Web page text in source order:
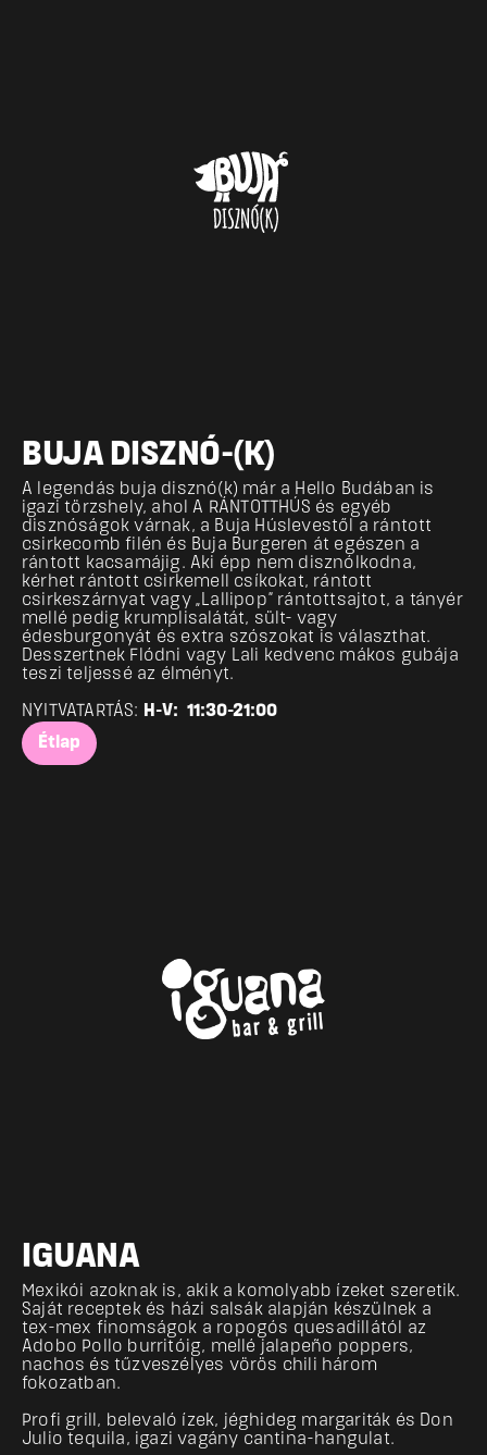
BUJA DISZNÓ-(K)
A legendás buja disznó(k) már a Hello Budában is
igazi törzshely, ahol A RÁNTOTTHÚS és egyéb
disznóságok várnak, a Buja Húslevestől a rántott
csirkecomb filén és Buja Burgeren át egészen a
rántott kacsamájig. Aki épp nem disznólkodna,
kérhet rántott csirkemell csíkokat, rántott
csirkeszárnyat vagy „Lallipop” rántottsajtot, a tányér
mellé pedig krumplisalátát, sült- vagy
édesburgonyát és extra szószokat is választhat.
Desszertnek Flódni vagy Lali kedvenc mákos gubája
teszi teljessé az élményt.
NYITVATARTÁS: H-V:  11:30-21:00
Étlap
IGUANA
Mexikói azoknak is, akik a komolyabb ízeket szeretik.
Saját receptek és házi salsák alapján készülnek a
tex-mex finomságok a ropogós quesadillától az
Adobo Pollo burritóig, mellé jalapeño poppers,
nachos és tűzveszélyes vörös chili három
fokozatban.
Profi grill, belevaló ízek, jéghideg margariták és Don
Julio tequila, igazi vagány cantina-hangulat.